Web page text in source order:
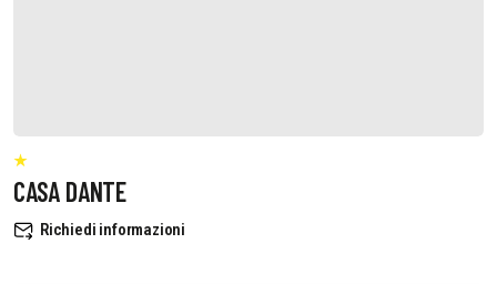
CASA DANTE
Richiedi informazioni